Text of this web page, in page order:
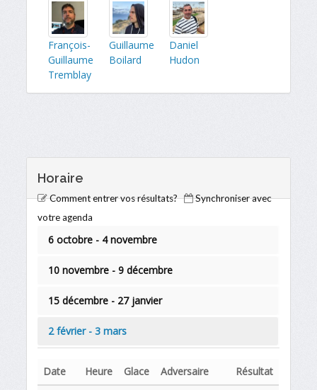
François-
Guillaume
Tremblay
Guillaume
Boilard
Daniel
Hudon
Horaire
Comment entrer vos résultats?
Synchroniser avec
votre agenda
6 octobre - 4 novembre
10 novembre - 9 décembre
15 décembre - 27 janvier
2 février - 3 mars
Date Heure Glace Adversaire
Résultat